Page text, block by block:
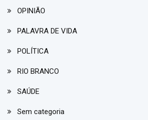
OPINIÃO
PALAVRA DE VIDA
POLÍTICA
RIO BRANCO
SAÚDE
Sem categoria